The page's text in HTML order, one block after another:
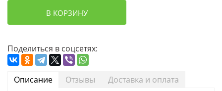
В КОРЗИНУ
Поделиться в соцсетях:
Описание Отзывы Доставка и оплата